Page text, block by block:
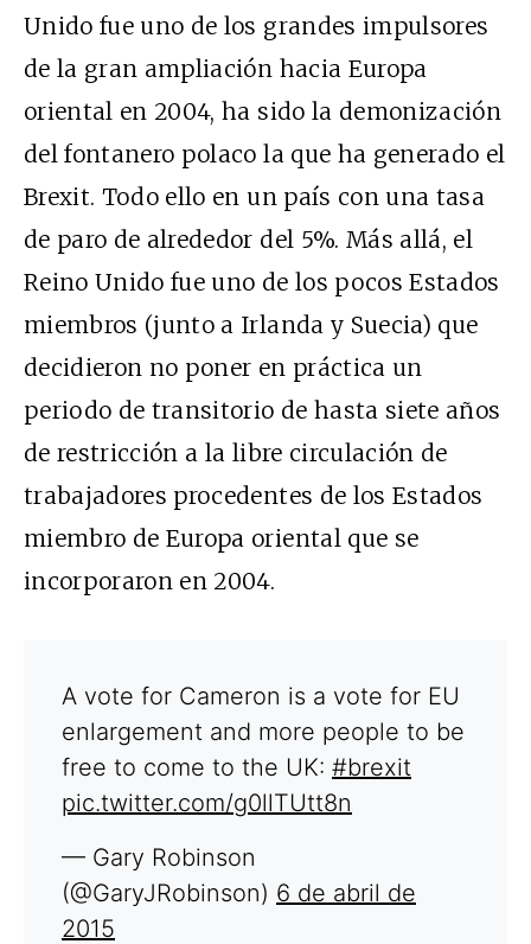
Unido fue uno de los grandes impulsores
de la gran ampliación hacia Europa
oriental en 2004, ha sido la demonización
del fontanero polaco la que ha generado el
Brexit. Todo ello en un país con una tasa
de paro de alrededor del 5%. Más allá, el
Reino Unido fue uno de los pocos Estados
miembros (junto a Irlanda y Suecia) que
decidieron no poner en práctica un
periodo de transitorio de hasta siete años
de restricción a la libre circulación de
trabajadores procedentes de los Estados
miembro de Europa oriental que se
incorporaron en 2004.
A vote for Cameron is a vote for EU
enlargement and more people to be
free to come to the UK: #brexit
pic.twitter.com/g0llTUtt8n
— Gary Robinson
(@GaryJRobinson) 6 de abril de
2015